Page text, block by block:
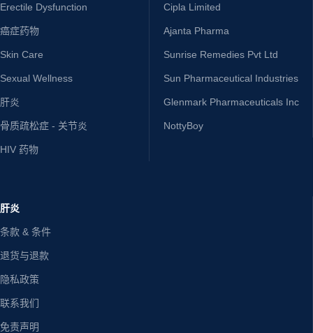
Erectile Dysfunction
癌症药物
Skin Care
Sexual Wellness
肝炎
骨质疏松症 - 关节炎
HIV 药物
Cipla Limited
Ajanta Pharma
Sunrise Remedies Pvt Ltd
Sun Pharmaceutical Industries
Glenmark Pharmaceuticals Inc
NottyBoy
肝炎
条款 & 条件
退货与退款
隐私政策
联系我们
免责声明